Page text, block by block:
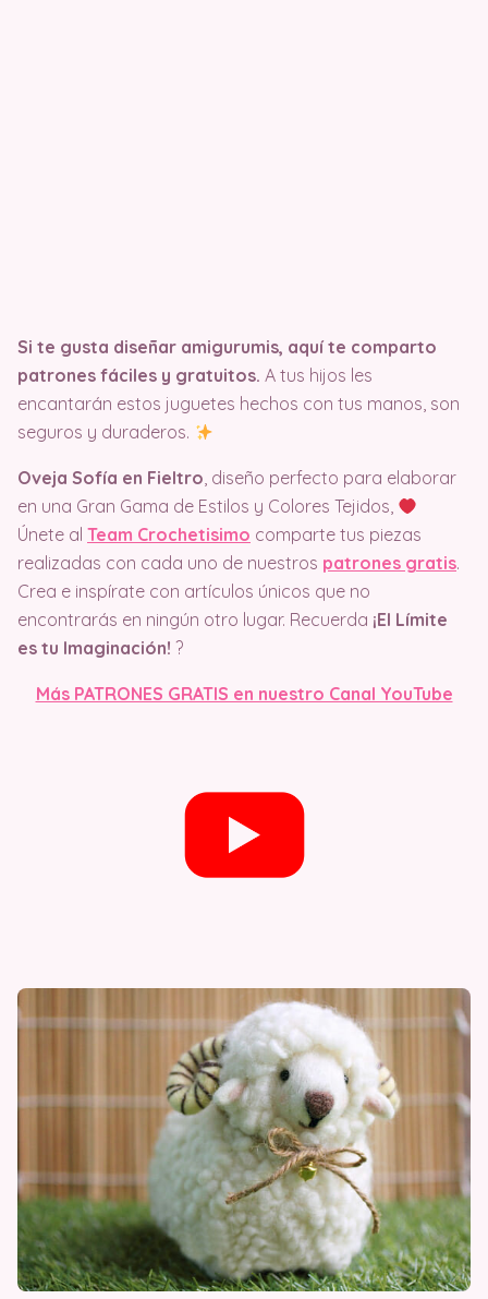
Si te gusta diseñar amigurumis, aquí te comparto
patrones fáciles y gratuitos. A tus hijos les
encantarán estos juguetes hechos con tus manos, son
seguros y duraderos.
Oveja Sofía en Fieltro, diseño perfecto para elaborar
en una Gran Gama de Estilos y Colores Tejidos,
Únete al Team Crochetisimo comparte tus piezas
realizadas con cada uno de nuestros patrones gratis.
Crea e inspírate con artículos únicos que no
encontrarás en ningún otro lugar. Recuerda ¡El Límite
es tu Imaginación! ?
Más PATRONES GRATIS en nuestro Canal YouTube